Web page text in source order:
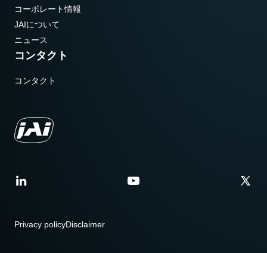
コーポレート情報
JAIについて
ニュース
コンタクト
コンタクト
Privacy policyDisclaimer